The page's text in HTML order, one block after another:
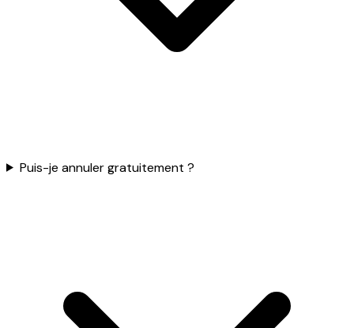
Puis-je annuler gratuitement ?